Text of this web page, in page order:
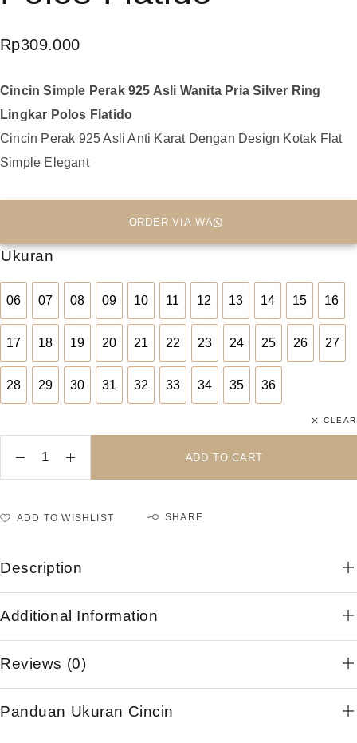
Rp309.000
Cincin Simple Perak 925 Asli Wanita Pria Silver Ring
Lingkar Polos Flatido
Cincin Perak 925 Asli Anti Karat Dengan Design Kotak Flat
Simple Elegant
ORDER VIA WA
Ukuran
06
06
07
07
08
08
09
09
10
10
11
11
12
12
13
13
14
14
15
15
16
16
17
17
18
18
19
19
20
20
21
21
22
22
23
23
24
24
25
25
26
26
27
27
28
28
29
29
30
30
31
31
32
32
33
33
34
34
35
35
36
36
CLEAR
ADD TO CART
ADD TO WISHLIST SHARE
Description
Additional Information
Reviews (0)
Panduan Ukuran Cincin